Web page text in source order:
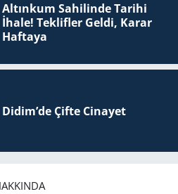
Altınkum Sahilinde Tarihi
İhale! Teklifler Geldi, Karar
Haftaya
Didim’de Çifte Ci­na­yet